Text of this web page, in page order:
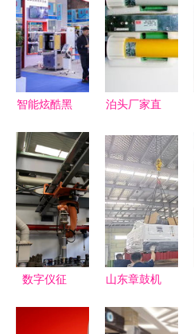
智能炫酷黑
中国新装备
——2018
义乌国际智
能装备博览
会引领中国
智造与智能
泊头厂家直
灯箱系统供
应商与宿豫
区华航广告
制品厂智能
机器人销售
服务解析
数字仪征
山东章鼓机
售发力，加